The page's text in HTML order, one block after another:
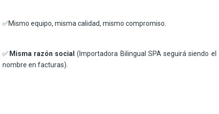
✅Mismo equipo, misma calidad, mismo compromiso.
✅ Misma razón social (Importadora Bilingual SPA seguirá siendo el
nombre en facturas).